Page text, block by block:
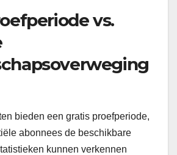
vs.
bieden een gratis proefperiode,
abonnees de beschikbare
kunnen verkennen